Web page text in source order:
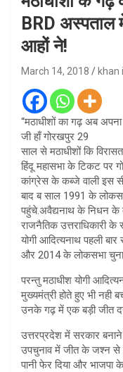
BRD अस्पताल
आहों ने!
March 14, 2018 khan
“मठाधीशों का गढ़ अब अपना
जी हाँ गोरखपुर 29
साल से मठाधीशों कि
हिंदू महासभा के टिकट पर
कांग्रेस के कब्जे वाली इस
बाद ब साल 1991 के
पहुंचे.अवैद्यनाथ के निधन के
राजनैतिक
योगी आदित्यनाथ पहली
और 2014 के लोकसभा
परन्तु मठाधीश योगी
मुख्यमंत्री होते हुए भी नही
उनके गढ़ में एक बड़ी जीत
उत्तरप्रदेश में सरकार
उपचुनाव में जीत के जश्न से
पानी फेर दिया और भाजपा